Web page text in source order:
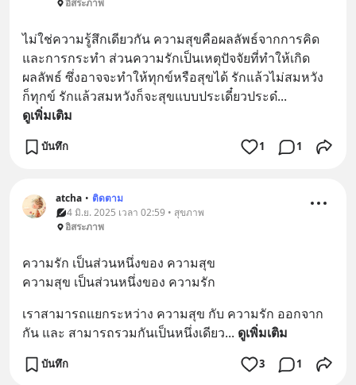
ไม่ใช่ความรู้สึกเดียวกัน ความสุขคือผลลัพธ์จากการคิด
และการกระทำ ส่วนความรักเป็นเหตุปัจจัยที่ทำให้เกิด
ผลลัพธ์ ซึ่งอาจจะทำให้ทุกข์หรือสุขได้ รักแล้วไม่สมหวัง
ก็ทุกข์ รักแล้วสมหวังก็จะสุขแบบประเดี๋ยวประด๋...
ดูเพิ่มเติม
บันทึก 1 1
atcha • ติดตาม
4 มิ.ย. 2025 เวลา 02:59 • สุขภาพ
อิสระภาพ
ความรัก เป็นส่วนหนึ่งของ ความสุข
ความสุข เป็นส่วนหนึ่งของ ความรัก
เราสามารถแยกระหว่าง ความสุข กับ ความรัก ออกจาก
กัน และ สามารถรวมกันเป็นหนึ่งเดียว... ดูเพิ่มเติม
บันทึก 3 1